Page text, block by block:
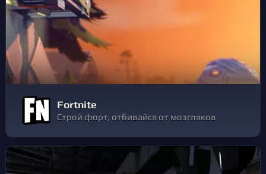
Fortnite
Строй форт, отбивайся от мозгляков